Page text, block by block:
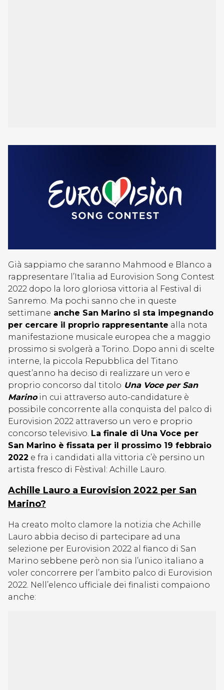
Già sappiamo che saranno Mahmood e Blanco a
rappresentare l’Italia ad Eurovision Song Contest
2022 dopo la loro gloriosa vittoria al Festival di
Sanremo. Ma pochi sanno che in queste
settimane anche San Marino si sta impegnando
per cercare il proprio rappresentante alla nota
manifestazione musicale europea che a maggio
prossimo si svolgerà a Torino. Dopo anni di scelte
interne, la piccola Repubblica del Titano
quest’anno ha deciso di realizzare un vero e
proprio concorso dal titolo Una Voce per San
Marinoin cui attraverso auto-candidature è
possibile concorrente alla conquista del palco di
Eurovision 2022 attraverso un vero e proprio
concorso televisivo. La finale di Una Voce per
San Marino è fissata per il prossimo 19 febbraio
2022 e fra i candidati alla vittoria c’è persino un
artista fresco di Fèstival: Achille Lauro.
Achille Lauro a Eurovision 2022 per San
Marino?
Ha creato molto clamore la notizia che Achille
Lauro abbia deciso di partecipare ad una
selezione per Eurovision 2022 al fianco di San
Marino sebbene però non sia l’unico italiano a
voler concorrere per l’ambito palco di Eurovision
2022. Nell’elenco ufficiale dei finalisti compaiono
anche: